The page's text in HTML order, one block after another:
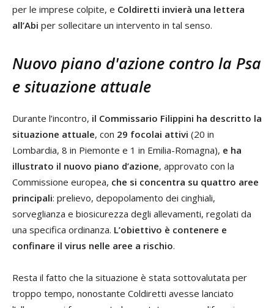
per le imprese colpite, e Coldiretti invierà una lettera
all’Abi per sollecitare un intervento in tal senso.
Nuovo piano d'azione contro la Psa
e situazione attuale
Durante l’incontro, il Commissario Filippini ha descritto la
situazione attuale, con 29 focolai attivi (20 in
Lombardia, 8 in Piemonte e 1 in Emilia-Romagna), e ha
illustrato il nuovo piano d’azione, approvato con la
Commissione europea, che si concentra su quattro aree
principali: prelievo, depopolamento dei cinghiali,
sorveglianza e biosicurezza degli allevamenti, regolati da
una specifica ordinanza. L’obiettivo è contenere e
confinare il virus nelle aree a rischio.
Resta il fatto che la situazione è stata sottovalutata per
troppo tempo, nonostante Coldiretti avesse lanciato